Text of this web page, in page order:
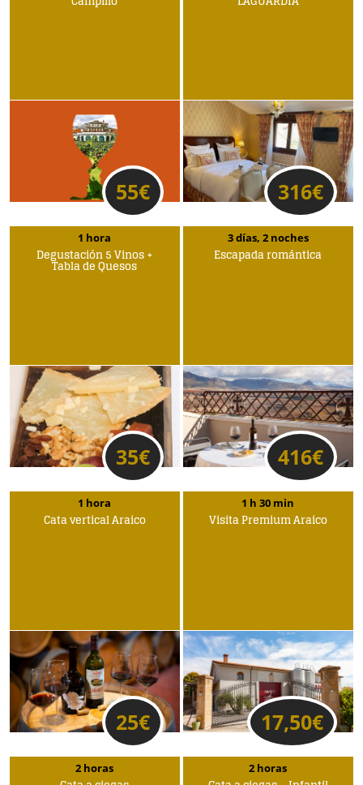
55€ 316€
1 hora
Degustación 5 Vinos +
Tabla de Quesos
35€
3 días, 2 noches
Escapada romántica
416€
1 hora
Cata vertical Araico
25€
1 h 30 min
Visita Premium Araico
17,50€
2 horas 2 horas